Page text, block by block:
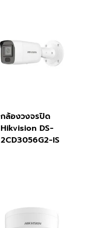
กล้องวงจรปิด
Hikvision DS-
2CD3056G2-IS